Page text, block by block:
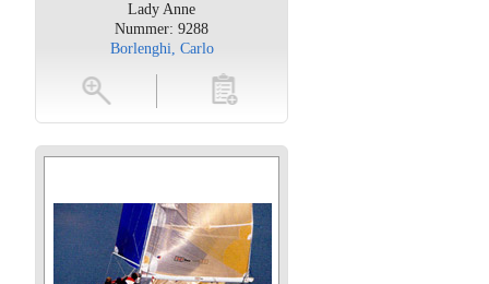
Lady Anne
Nummer: 9288
Borlenghi, Carlo
toevoegen